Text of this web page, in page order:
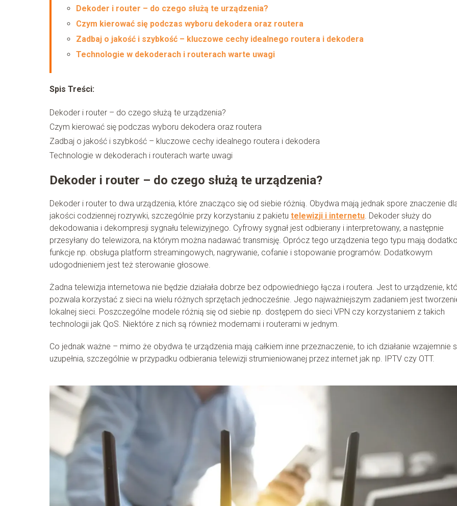
Dekoder i router – do czego służą te urządzenia?
Czym kierować się podczas wyboru dekodera oraz routera
Zadbaj o jakość i szybkość – kluczowe cechy idealnego routera i dekodera
Technologie w dekoderach i routerach warte uwagi
Spis Treści:
Dekoder i router – do czego służą te urządzenia?
Czym kierować się podczas wyboru dekodera oraz routera
Zadbaj o jakość i szybkość – kluczowe cechy idealnego routera i dekodera
Technologie w dekoderach i routerach warte uwagi
Dekoder i router – do czego służą te urządzenia?
Dekoder i router to dwa urządzenia, które znacząco się od siebie różnią. Obydwa mają jednak spore znaczenie
jakości codziennej rozrywki, szczególnie przy korzystaniu z pakietu telewizji i internetu . Dekoder służy do
dekodowania i dekompresji sygnału telewizyjnego. Cyfrowy sygnał jest odbierany i interpretowany, a następnie
przesyłany do telewizora, na którym można nadawać transmisję. Oprócz tego urządzenia tego typu mają
funkcje np. obsługa platform streamingowych, nagrywanie, cofanie i stopowanie programów. Dodatkowym
udogodnieniem jest też sterowanie głosowe.
Żadna telewizja internetowa nie będzie działała dobrze bez odpowiedniego łącza i routera. Jest to urządzenie,
pozwala korzystać z sieci na wielu różnych sprzętach jednocześnie. Jego najważniejszym zadaniem jest
lokalnej sieci. Poszczególne modele różnią się od siebie np. dostępem do sieci VPN czy korzystaniem z takich
technologii jak QoS. Niektóre z nich są również modemami i routerami w jednym.
Co jednak ważne – mimo że obydwa te urządzenia mają całkiem inne przeznaczenie, to ich działanie wzajemnie
uzupełnia, szczególnie w przypadku odbierania telewizji strumieniowanej przez internet jak np. IPTV czy OTT.